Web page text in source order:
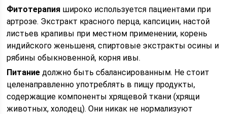
Фитотерапия широко используется пациентами при
артрозе. Экстракт красного перца, капсицин, настой
листьев крапивы при местном применении, корень
индийского женьшеня, спиртовые экстракты осины и
рябины обыкновенной, корня ивы.
Питание должно быть сбалансированным. Не стоит
целенаправленно употреблять в пищу продукты,
содержащие компоненты хрящевой ткани (хрящи
животных, холодец). Они никак не нормализуют